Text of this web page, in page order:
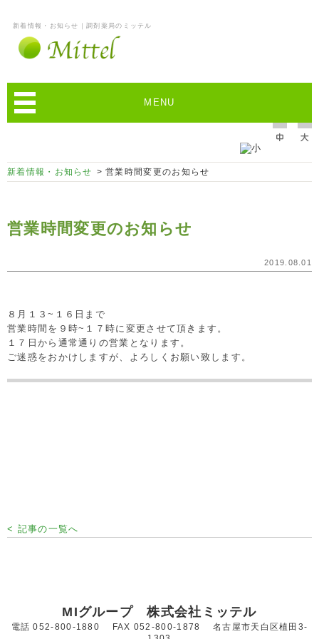
新着情報・お知らせ｜調剤薬局のミッテル
MENU
新着情報・お知らせ > 営業時間変更のお知らせ
営業時間変更のお知らせ
2019.08.01
８月１３~１６日まで
営業時間を９時~１７時に変更させて頂きます。
１７日から通常通りの営業となります。
ご迷惑をおかけしますが、よろしくお願い致します。
< 記事の一覧へ
MIグループ 株式会社ミッテル
電話 052-800-1880 FAX 052-800-1878 名古屋市天白区植田3-